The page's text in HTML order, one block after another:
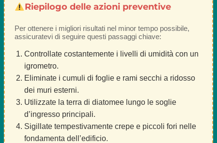
Riepilogo delle azioni preventive
Per ottenere i migliori risultati nel minor tempo possibile,
assicuratevi di seguire questi passaggi chiave:
Controllate costantemente i livelli di umidità con un
igrometro.
Eliminate i cumuli di foglie e rami secchi a ridosso
dei muri esterni.
Utilizzate la terra di diatomee lungo le soglie
d’ingresso principali.
Sigillate tempestivamente crepe e piccoli fori nelle
fondamenta dell’edificio.